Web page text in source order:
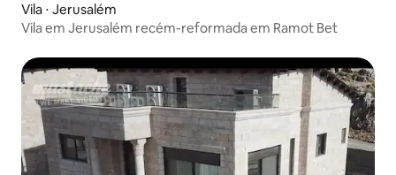
Vila ⋅ Jerusalém
Vila em Jerusalém recém-reformada em Ramot Bet